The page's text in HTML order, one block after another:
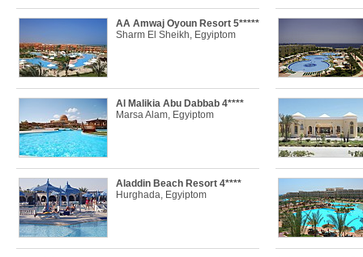
AA Amwaj Oyoun Resort 5*****
Sharm El Sheikh, Egyiptom
Al Malikia Abu Dabbab 4****
Marsa Alam, Egyiptom
Aladdin Beach Resort 4****
Hurghada, Egyiptom